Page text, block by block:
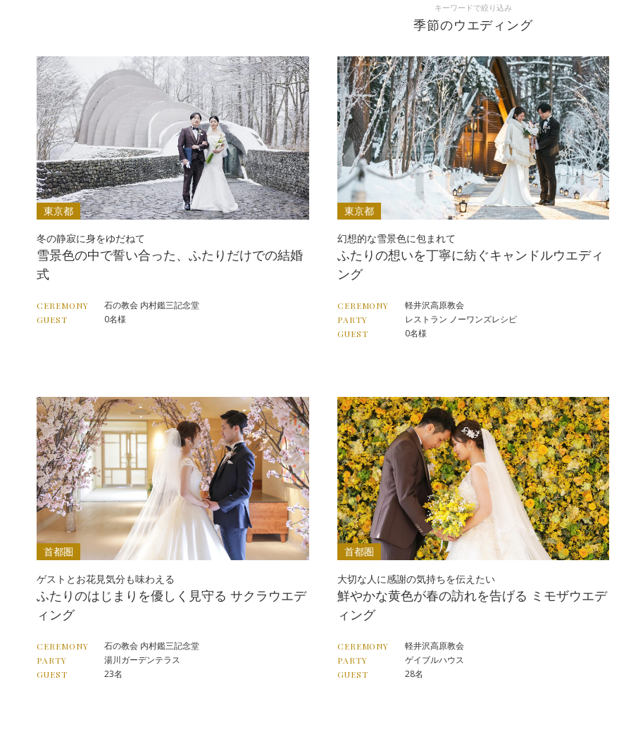
キーワードで絞り込み
季節のウエディング
東京都
冬の静寂に身をゆだねて
雪景色の中で誓い合った、ふたりだけでの結婚
式
CEREMONY 石の教会 内村鑑三記念堂
GUEST 0名様
東京都
幻想的な雪景色に包まれて
ふたりの想いを丁寧に紡ぐキャンドルウエディ
ング
CEREMONY 軽井沢高原教会
PARTY レストラン ノーワンズレシピ
GUEST 0名様
首都圏
ゲストとお花見気分も味わえる
ふたりのはじまりを優しく見守る サクラウエデ
ィング
CEREMONY 石の教会 内村鑑三記念堂
PARTY 湯川ガーデンテラス
GUEST 23名
首都圏
大切な人に感謝の気持ちを伝えたい
鮮やかな黄色が春の訪れを告げる ミモザウエデ
ィング
CEREMONY 軽井沢高原教会
PARTY ゲイブルハウス
GUEST 28名